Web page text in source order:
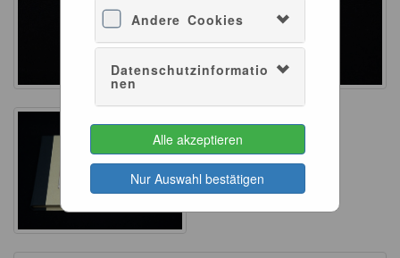
Andere Cookies
Datenschutzinformatio
nen
Alle akzeptieren
Nur Auswahl bestätigen